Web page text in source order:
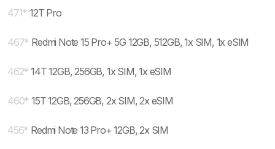
471* 12T Pro
467* Redmi Note 15 Pro+ 5G 12GB, 512GB, 1x SIM, 1x eSIM
462* 14T 12GB, 256GB, 1x SIM, 1x eSIM
460* 15T 12GB, 256GB, 2x SIM, 2x eSIM
456* Redmi Note 13 Pro+ 12GB, 2x SIM